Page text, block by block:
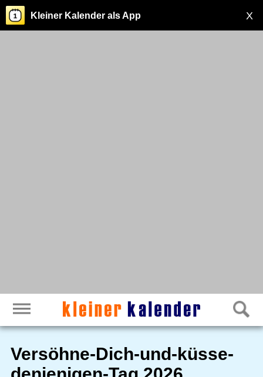
X
Kleiner Kalender als App
Versöhne-Dich-und-küsse-